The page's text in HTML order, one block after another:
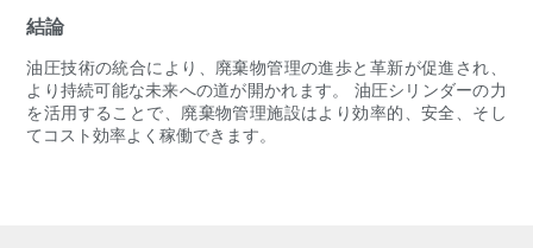
結論
油圧技術の統合により、廃棄物管理の進歩と革新が促進され、
より持続可能な未来への道が開かれます。 油圧シリンダーの力
を活用することで、廃棄物管理施設はより効率的、安全、そし
てコスト効率よく稼働できます。